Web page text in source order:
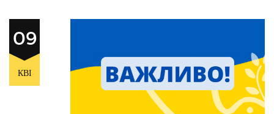
ТАРИФИ
ТЕХНІЧНИЙ МЕНЕДЖМЕНТ
09
КВІ